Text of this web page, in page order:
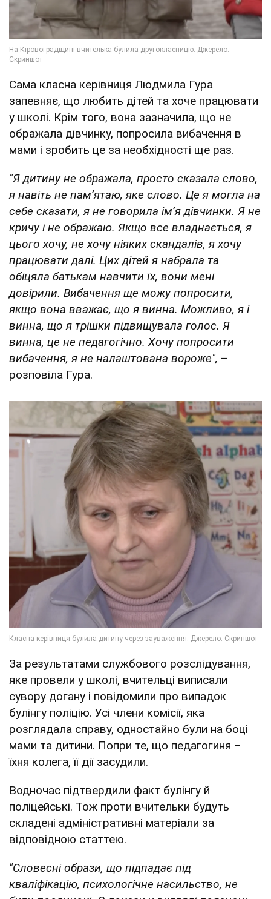
Сама класна керівниця Людмила Гура
запевняє, що любить дітей та хоче працювати
у школі. Крім того, вона зазначила, що не
ображала дівчинку, попросила вибачення в
мами і зробить це за необхідності ще раз.
"Я дитину не ображала, просто сказала слово,
я навіть не пам’ятаю, яке слово. Це я могла на
себе сказати, я не говорила ім’я дівчинки. Я не
кричу і не ображаю. Якщо все владнається, я
цього хочу, не хочу ніяких скандалів, я хочу
працювати далі. Цих дітей я набрала та
обіцяла батькам навчити їх, вони мені
довірили. Вибачення ще можу попросити,
якщо вона вважає, що я винна. Можливо, я і
винна, що я трішки підвищувала голос. Я
винна, це не педагогічно. Хочу попросити
вибачення, я не налаштована вороже", –
розповіла Гура.
За результатами службового розслідування,
яке провели у школі, вчительці виписали
сувору догану і повідомили про випадок
булінгу поліцію. Усі члени комісії, яка
розглядала справу, одностайно були на боці
мами та дитини. Попри те, що педагогиня –
їхня колега, її дії засудили.
Водночас підтвердили факт булінгу й
поліцейські. Тож проти вчительки будуть
складені адміністративні матеріали за
відповідною статтею.
"Словесні образи, що підпадає під
кваліфікацію, психологічне насильство, не